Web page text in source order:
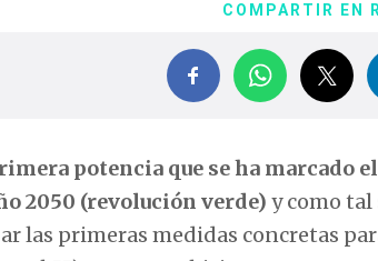
COMPARTIR EN
potencia que se ha marcado
2050 (revolución verde) y como tal
las primeras medidas concretas